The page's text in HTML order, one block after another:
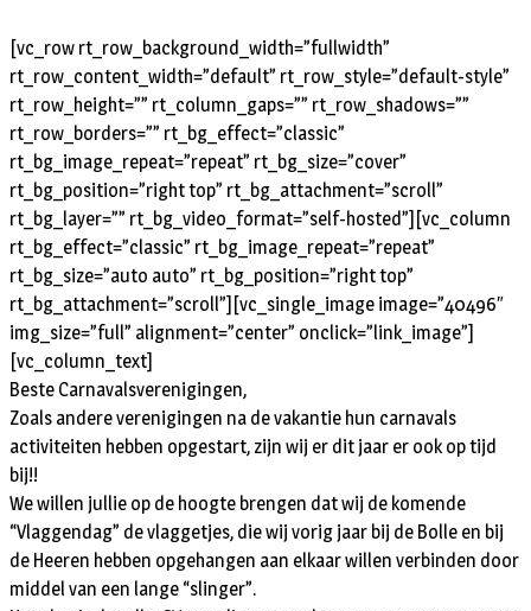
[vc_row rt_row_background_width=”fullwidth”
rt_row_content_width=”default” rt_row_style=”default-style”
rt_row_height=”” rt_column_gaps=”” rt_row_shadows=””
rt_row_borders=”” rt_bg_effect=”classic”
rt_bg_image_repeat=”repeat” rt_bg_size=”cover”
rt_bg_position=”right top” rt_bg_attachment=”scroll”
rt_bg_layer=”” rt_bg_video_format=”self-hosted”][vc_column
rt_bg_effect=”classic” rt_bg_image_repeat=”repeat”
rt_bg_size=”auto auto” rt_bg_position=”right top”
rt_bg_attachment=”scroll”][vc_single_image image=”40496″
img_size=”full” alignment=”center” onclick=”link_image”]
[vc_column_text]
Beste Carnavalsverenigingen,
Zoals andere verenigingen na de vakantie hun carnavals
activiteiten hebben opgestart, zijn wij er dit jaar er ook op tijd
bij!!
We willen jullie op de hoogte brengen dat wij de komende
“Vlaggendag” de vlaggetjes, die wij vorig jaar bij de Bolle en bij
de Heeren hebben opgehangen aan elkaar willen verbinden door
middel van een lange “slinger”.